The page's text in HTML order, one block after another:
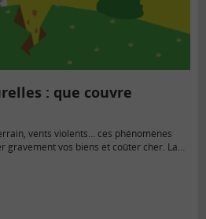
: que couvre
vents violents… ces phénomènes
gravement vos biens et coûter cher. La…